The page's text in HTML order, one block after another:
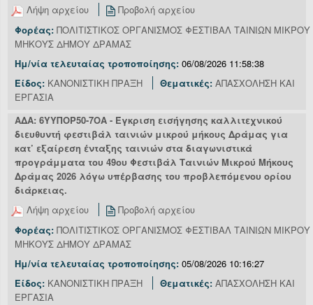
Λήψη αρχείου
Προβολή αρχείου
Φορέας: ΠΟΛΙΤΙΣΤΙΚΟΣ ΟΡΓΑΝΙΣΜΟΣ ΦΕΣΤΙΒΑΛ ΤΑΙΝΙΩΝ ΜΙΚΡΟΥ
ΜΗΚΟΥΣ ΔΗΜΟΥ ΔΡΑΜΑΣ
Ημ/νία τελευταίας τροποποίησης: 06/08/2026 11:58:38
Είδος: ΚΑΝΟΝΙΣΤΙΚΗ ΠΡΑΞΗ Θεματικές: ΑΠΑΣΧΟΛΗΣΗ ΚΑΙ
ΕΡΓΑΣΙΑ
ΑΔΑ: 6ΥΥΠΟΡ50-7ΟΑ - Έγκριση εισήγησης καλλιτεχνικού
διευθυντή φεστιβάλ ταινιών μικρού μήκους Δράμας για
κατ’ εξαίρεση ένταξης ταινιών στα διαγωνιστικά
προγράμματα του 49ου Φεστιβάλ Ταινιών Μικρού Μήκους
Δράμας 2026 λόγω υπέρβασης του προβλεπόμενου ορίου
διάρκειας.
Λήψη αρχείου
Προβολή αρχείου
Φορέας: ΠΟΛΙΤΙΣΤΙΚΟΣ ΟΡΓΑΝΙΣΜΟΣ ΦΕΣΤΙΒΑΛ ΤΑΙΝΙΩΝ ΜΙΚΡΟΥ
ΜΗΚΟΥΣ ΔΗΜΟΥ ΔΡΑΜΑΣ
Ημ/νία τελευταίας τροποποίησης: 05/08/2026 10:16:27
Είδος: ΚΑΝΟΝΙΣΤΙΚΗ ΠΡΑΞΗ Θεματικές: ΑΠΑΣΧΟΛΗΣΗ ΚΑΙ
ΕΡΓΑΣΙΑ